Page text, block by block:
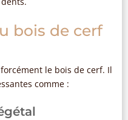
bois de cerf
le bois de cerf. Il
comme :